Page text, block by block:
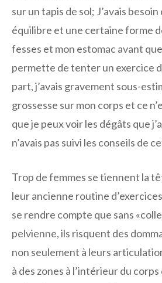
sur un tapis de sol; J’avais
équilibre et une certaine forme
fesses et mon estomac avant
permette de tenter un exercice
part, j’avais gravement sous-
grossesse sur mon corps et ce
que je peux voir les dégâts que
n’avais pas suivi les conseils de
Trop de femmes se tiennent la
leur ancienne routine
se rendre compte que sans
pelvienne, ils risquent des
non seulement à leurs
à des zones à l’intérieur du